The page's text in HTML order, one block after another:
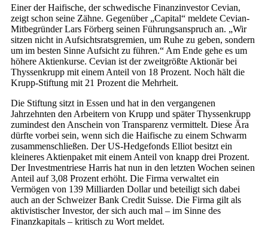
Einer der Haifische, der schwedische Finanzinvestor Cevian,
zeigt schon seine Zähne. Gegenüber „Capital“ meldete Cevian-
Mitbegründer Lars Förberg seinen Führungsanspruch an. „Wir
sitzen nicht in Aufsichtsratsgremien, um Ruhe zu geben, sondern
um im besten Sinne Aufsicht zu führen.“ Am Ende gehe es um
höhere Aktienkurse. Cevian ist der zweitgrößte Aktionär bei
Thyssenkrupp mit einem Anteil von 18 Prozent. Noch hält die
Krupp-Stiftung mit 21 Prozent die Mehrheit.
Die Stiftung sitzt in Essen und hat in den vergangenen
Jahrzehnten den Arbeitern von Krupp und später Thyssenkrupp
zumindest den Anschein von Transparenz vermittelt. Diese Ära
dürfte vorbei sein, wenn sich die Haifische zu einem Schwarm
zusammenschließen. Der US-Hedgefonds Elliot besitzt ein
kleineres Aktienpaket mit einem Anteil von knapp drei Prozent.
Der Investmentriese Harris hat nun in den letzten Wochen seinen
Anteil auf 3,08 Prozent erhöht. Die Firma verwaltet ein
Vermögen von 139 Milliarden Dollar und beteiligt sich dabei
auch an der Schweizer Bank Credit Suisse. Die Firma gilt als
aktivistischer Investor, der sich auch mal – im Sinne des
Finanzkapitals – kritisch zu Wort meldet.